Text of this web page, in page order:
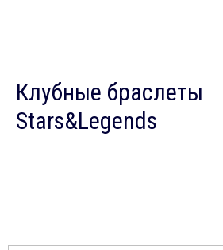
Клубные браслеты
Stars&Legends